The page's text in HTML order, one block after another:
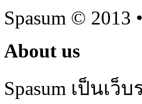
Spasum © 2013
About us
Spasum เป็นเว็บ